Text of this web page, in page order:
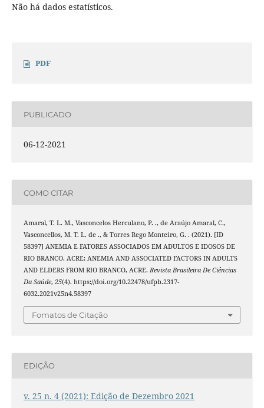
Não há dados estatísticos.
PDF
PUBLICADO
06-12-2021
COMO CITAR
Amaral, T. L. M., Vasconcelos Herculano, P. ., de Araújo Amaral, C.,
Vasconcellos, M. T. L. de ., & Torres Rego Monteiro, G. . (2021). [ID
58397] ANEMIA E FATORES ASSOCIADOS EM ADULTOS E IDOSOS DE
RIO BRANCO, ACRE: ANEMIA AND ASSOCIATED FACTORS IN ADULTS
AND ELDERS FROM RIO BRANCO, ACRE. Revista Brasileira De Ciências
Da Saúde, 25(4). https://doi.org/10.22478/ufpb.2317-
6032.2021v25n4.58397
Fomatos de Citação
EDIÇÃO
v. 25 n. 4 (2021): Edição de Dezembro 2021